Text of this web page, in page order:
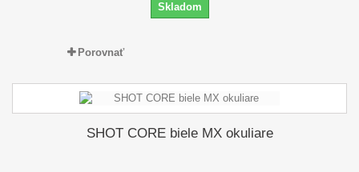
Skladom
Porovnať
SHOT CORE biele MX okuliare